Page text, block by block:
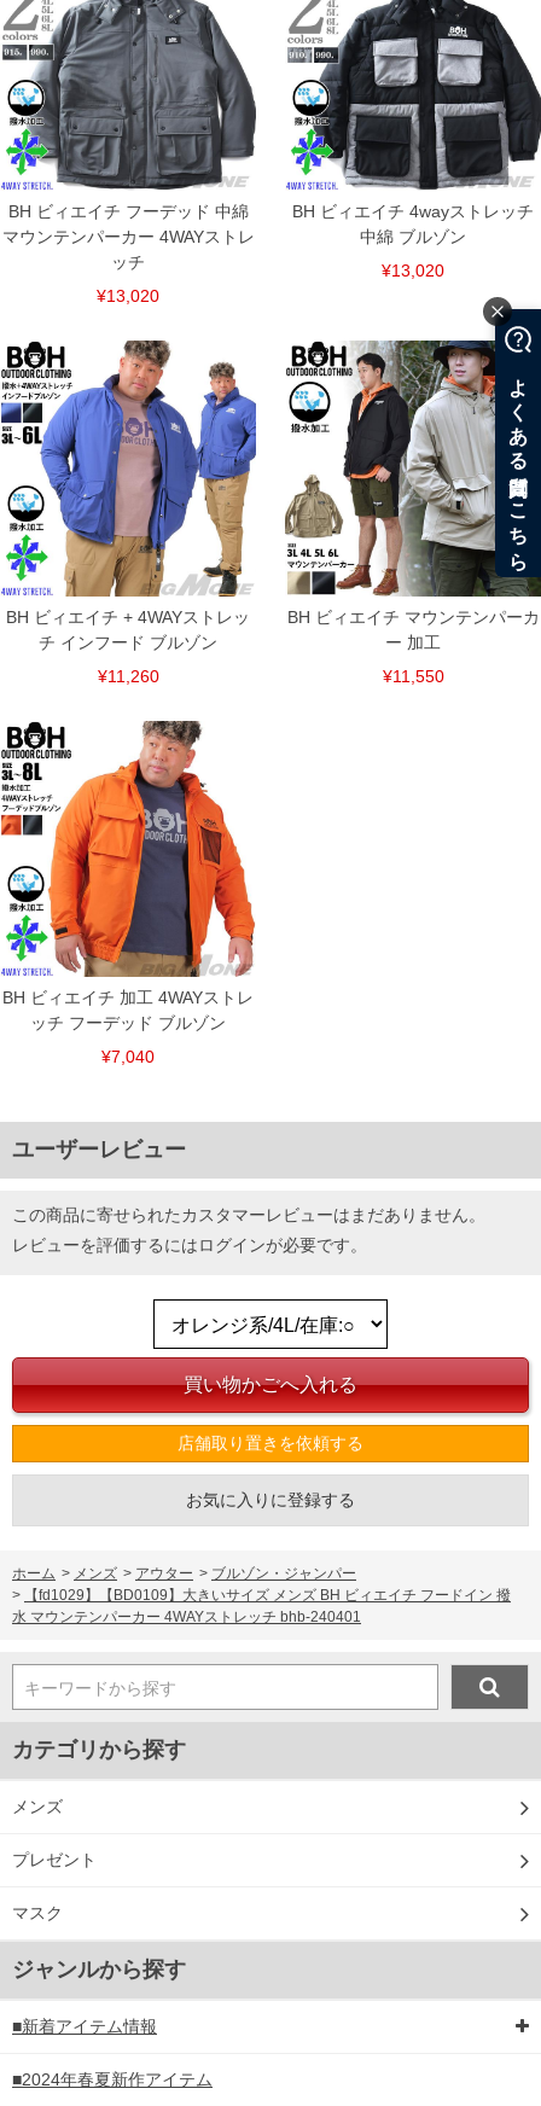
COLOR VARIATION
BH ビィエイチ フーデッド 中綿
マウンテンパーカー 4WAYストレ
ッチ
¥13,020
BH ビィエイチ 4wayストレッチ
中綿 ブルゾン
¥13,020
BH ビィエイチ + 4WAYストレッ
チ インフード ブルゾン
¥11,260
BH ビィエイチ マウンテンパーカ
ー 加工
¥11,550
BH ビィエイチ 加工 4WAYストレ
ッチ フーデッド ブルゾン
¥7,040
ユーザーレビュー
この商品に寄せられたカスタマーレビューはまだありません。
レビューを評価するにはログインが必要です。
店舗取り置きを依頼する
お気に入りに登録する
ホーム > メンズ > アウター > ブルゾン・ジャンパー
>
【fd1029】【BD0109】大きいサイズ メンズ BH ビィエイチ フードイン 撥
水 マウンテンパーカー 4WAYストレッチ bhb-240401
キーワードから探す
カテゴリから探す
メンズ
プレゼント
マスク
ジャンルから探す
■新着アイテム情報
■2024年春夏新作アイテム